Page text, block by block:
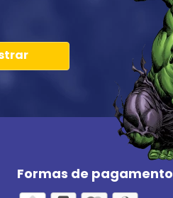
Formas de pagamento